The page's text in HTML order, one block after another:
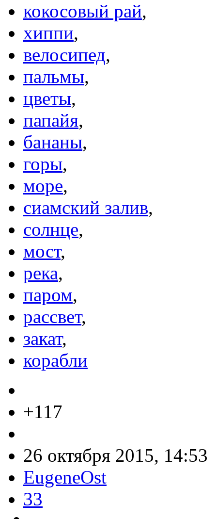
кокосовый рай,
хиппи,
велосипед,
пальмы,
цветы,
папайя,
бананы,
горы,
море,
сиамский залив,
солнце,
мост,
река,
паром,
рассвет,
закат,
корабли
+117
26 октября 2015, 14:53
EugeneOst
33